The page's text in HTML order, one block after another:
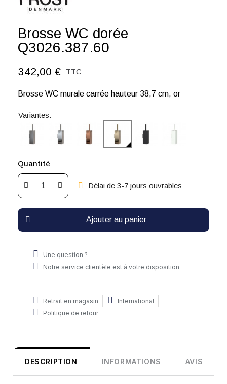
Brosse WC dorée
Q3026.387.60
342,00 € TTC
Brosse WC murale carrée hauteur 38,7 cm, or
Variantes:
Quantité
Délai de 3-7 jours ouvrables
Ajouter au panier
Une question ?
Notre service clientèle est à votre disposition
Retrait en magasin
International
Politique de retour
DESCRIPTION INFORMATIONS AVIS